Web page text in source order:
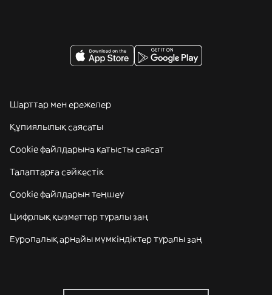
Шарттар мен ережелер
Құпиялылық саясаты
Cookie файлдарына қатысты саясат
Талаптарға сәйкестік
Cookie файлдарын теңшеу
Цифрлық қызметтер туралы заң
Еуропалық арнайы мүмкіндіктер туралы заң